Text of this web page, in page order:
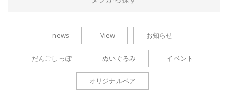
news View お知らせ
だんごしっぽ ぬいぐるみ イベント
オリジナルベア